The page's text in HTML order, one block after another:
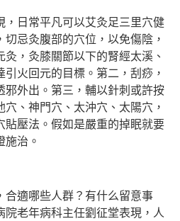
，日常平凡可以艾灸足三里穴健
忌灸腹部的穴位，以免傷陰，
，灸膝關節以下的腎經太溪、
火回元的目標。第二，刮痧，
邪外出。第三，輔以針刺或許按
、神門穴、太沖穴、太陽穴，
貼壓法。假如是嚴重的掉眠就要
施治。
合適哪些人群？有什么留意事
老年病科主任劉征堂表現，人